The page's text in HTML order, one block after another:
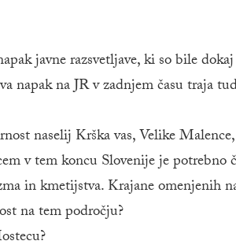
javne razsvetljave, ki so bile
napak na JR v zadnjem času traja
naselij Krška vas, Velike
v tem koncu Slovenije je
in kmetijstva. Krajane omenjenih
na tem področju?